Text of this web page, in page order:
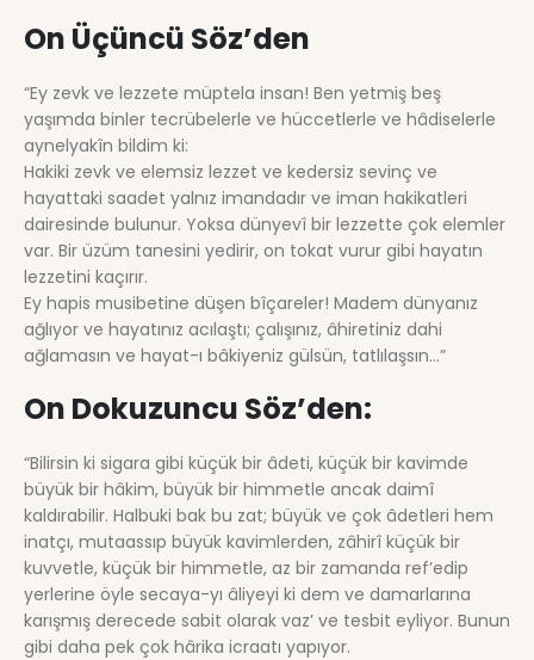
On Üçüncü Söz’den
“Ey zevk ve lezzete müptela insan! Ben yetmiş beş
yaşımda binler tecrübelerle ve hüccetlerle ve hâdiselerle
aynelyakîn bildim ki:
Hakiki zevk ve elemsiz lezzet ve kedersiz sevinç ve
hayattaki saadet yalnız imandadır ve iman hakikatleri
dairesinde bulunur. Yoksa dünyevî bir lezzette çok elemler
var. Bir üzüm tanesini yedirir, on tokat vurur gibi hayatın
lezzetini kaçırır.
Ey hapis musibetine düşen bîçareler! Madem dünyanız
ağlıyor ve hayatınız acılaştı; çalışınız, âhiretiniz dahi
ağlamasın ve hayat-ı bâkiyeniz gülsün, tatlılaşsın…”
On Dokuzuncu Söz’den:
“Bilirsin ki sigara gibi küçük bir âdeti, küçük bir kavimde
büyük bir hâkim, büyük bir himmetle ancak daimî
kaldırabilir. Halbuki bak bu zat; büyük ve çok âdetleri hem
inatçı, mutaassıp büyük kavimlerden, zâhirî küçük bir
kuvvetle, küçük bir himmetle, az bir zamanda ref’edip
yerlerine öyle secaya-yı âliyeyi ki dem ve damarlarına
karışmış derecede sabit olarak vaz’ ve tesbit eyliyor. Bunun
gibi daha pek çok hârika icraatı yapıyor.